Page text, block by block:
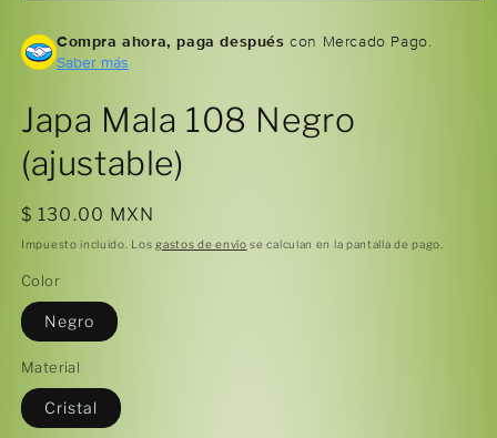
multimedia
1
en
ventana
modal
Compra ahora, paga después con Mercado Pago.
Saber más
Japa Mala 108 Negro
(ajustable)
Precio
habitual
$ 130.00 MXN
Impuesto incluido. Losgastos de envío se calculan en la pantalla de pago.
Color
Negro
Material
Cristal